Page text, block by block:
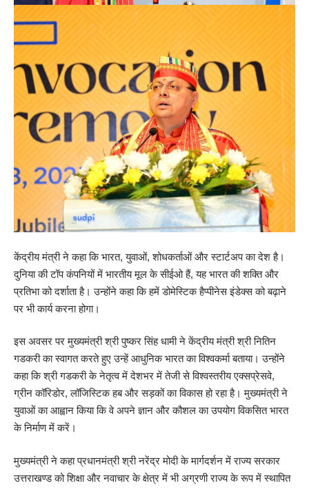
केंद्रीय मंत्री ने कहा कि भारत, युवाओं, शोधकर्ताओं और स्टार्टअप का देश है।
दुनिया की टॉप कंपनियों में भारतीय मूल के सीईओ हैं, यह भारत की शक्ति और
प्रतिभा को दर्शाता है। उन्होंने कहा कि हमें डोमेस्टिक हैप्पीनेस इंडेक्स को बढ़ाने
पर भी कार्य करना होगा।
इस अवसर पर मुख्यमंत्री श्री पुष्कर सिंह धामी ने केंद्रीय मंत्री श्री नितिन
गडकरी का स्वागत करते हुए उन्हें आधुनिक भारत का विश्वकर्मा बताया। उन्होंने
कहा कि श्री गडकरी के नेतृत्व में देशभर में तेजी से विश्वस्तरीय एक्सप्रेसवे,
ग्रीन कॉरिडोर, लॉजिस्टिक हब और सड़कों का विकास हो रहा है। मुख्यमंत्री ने
युवाओं का आह्वान किया कि वे अपने ज्ञान और कौशल का उपयोग विकसित भारत
के निर्माण में करें।
मुख्यमंत्री ने कहा प्रधानमंत्री श्री नरेंद्र मोदी के मार्गदर्शन में राज्य सरकार
उत्तराखण्ड को शिक्षा और नवाचार के क्षेत्र में भी अग्रणी राज्य के रूप में स्थापित